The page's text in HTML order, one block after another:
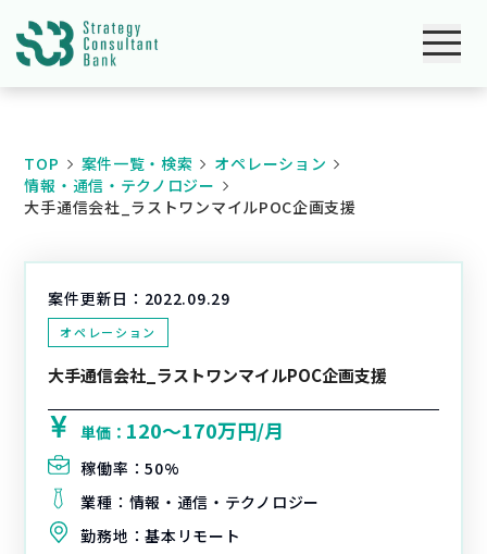
TOP 案件一覧・検索
オペレーション
情報・通信・テクノロジー
大手通信会社_ラストワンマイルPOC企画支援
案件更新日： 2022.09.29
オペレーション
大手通信会社_ラストワンマイルPOC企画支援
単価： 120〜170万円/月
稼働率：50%
業種： 情報・通信・テクノロジー
勤務地：基本リモート